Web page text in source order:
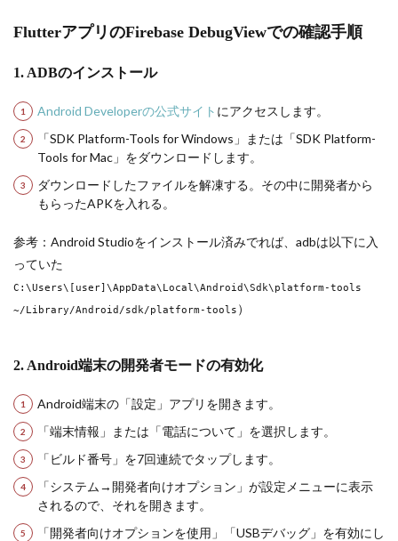
FlutterアプリのFirebase DebugViewでの確認手順
1. ADBのインストール
Android Developerの公式サイト にアクセスします。
「SDK Platform-Tools for Windows」または「SDK Platform-
Tools for Mac」をダウンロードします。
ダウンロードしたファイルを解凍する。その中に開発者から
もらったAPKを入れる。
参考：Android Studioをインストール済みでれば、adbは以下に入
っていた
C:\Users\[user]\AppData\Local\Android\Sdk\platform-tools
~/Library/Android/sdk/platform-tools ）
2. Android端末の開発者モードの有効化
Android端末の「設定」アプリを開きます。
「端末情報」または「電話について」を選択します。
「ビルド番号」を7回連続でタップします。
「システム→開発者向けオプション」が設定メニューに表示
されるので、それを開きます。
「開発者向けオプションを使用」「USBデバッグ」を有効にし